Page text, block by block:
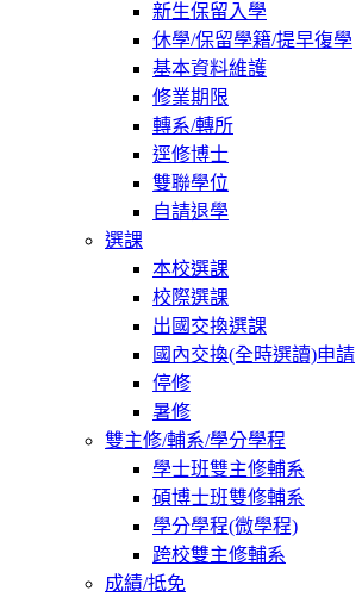
新生保留入學
休學/保留學籍/提早復學
基本資料維護
修業期限
轉系/轉所
逕修博士
雙聯學位
自請退學
選課
本校選課
校際選課
出國交換選課
國內交換(全時選讀)申請
停修
暑修
雙主修/輔系/學分學程
學士班雙主修輔系
碩博士班雙修輔系
學分學程(微學程)
跨校雙主修輔系
成績/抵免